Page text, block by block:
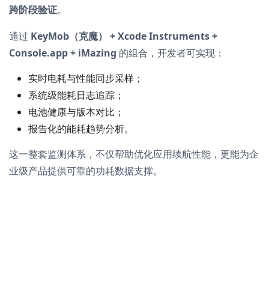
跨阶段验证。
通过 KeyMob（克魔） + Xcode Instruments +
Console.app + iMazing 的组合，开发者可实现：
实时电耗与性能同步采样；
系统级能耗日志追踪；
电池健康与版本对比；
报告化的能耗趋势分析。
这一整套监测体系，不仅帮助优化应用续航性能，更能为企
业级产品提供可靠的功耗数据支撑。